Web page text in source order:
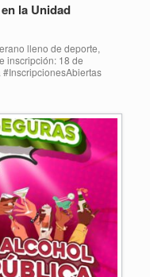
la Unidad
lleno de deporte,
inscripción: 18 de